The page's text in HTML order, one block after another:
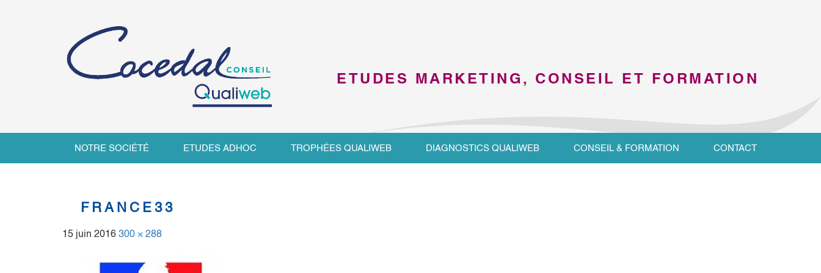
ETUDES MARKETING, CONSEIL ET FORMATION
NOTRE SOCIÉTÉ ETUDES ADHOC TROPHÉES QUALIWEB DIAGNOSTICS QUALIWEB CONSEIL & FORMATION CONTACT
FRANCE33
15 juin 2016 300 × 288